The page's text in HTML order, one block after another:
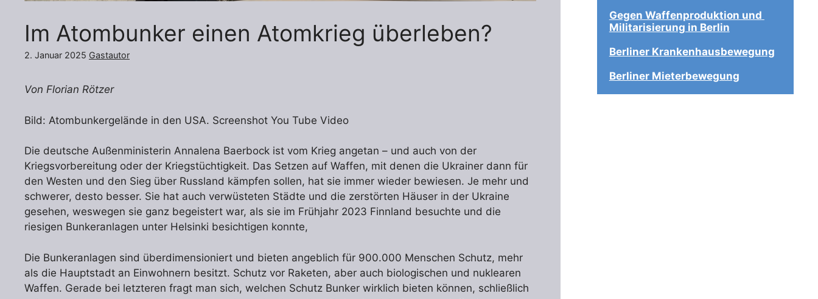
Im Atombunker einen Atomkrieg überleben?
2. Januar 2025 Gastautor
Von Florian Rötzer
Bild: Atombunkergelände in den USA. Screenshot You Tube Video
Die deutsche Außenministerin Annalena Baerbock ist vom Krieg angetan – und auch von der
Kriegsvorbereitung oder der Kriegstüchtigkeit. Das Setzen auf Waffen, mit denen die Ukrainer dann für
den Westen und den Sieg über Russland kämpfen sollen, hat sie immer wieder bewiesen. Je mehr und
schwerer, desto besser. Sie hat auch verwüsteten Städte und die zerstörten Häuser in der Ukraine
gesehen, weswegen sie ganz begeistert war, als sie im Frühjahr 2023 Finnland besuchte und die
riesigen Bunkeranlagen unter Helsinki besichtigen konnte,
Die Bunkeranlagen sind überdimensioniert und bieten angeblich für 900.000 Menschen Schutz, mehr
als die Hauptstadt an Einwohnern besitzt. Schutz vor Raketen, aber auch biologischen und nuklearen
Waffen. Gerade bei letzteren fragt man sich, welchen Schutz Bunker wirklich bieten können, schließlich
Gegen Waffenproduktion und
Militarisierung in Berlin
Berliner Krankenhausbewegung
Berliner Mieterbewegung